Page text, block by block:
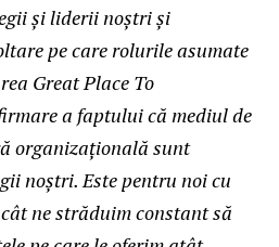
și liderii noștri și
pe care rolurile asumate
Great Place To
a faptului că mediul de
organizațională sunt
noștri. Este pentru noi cu
ne străduim constant să